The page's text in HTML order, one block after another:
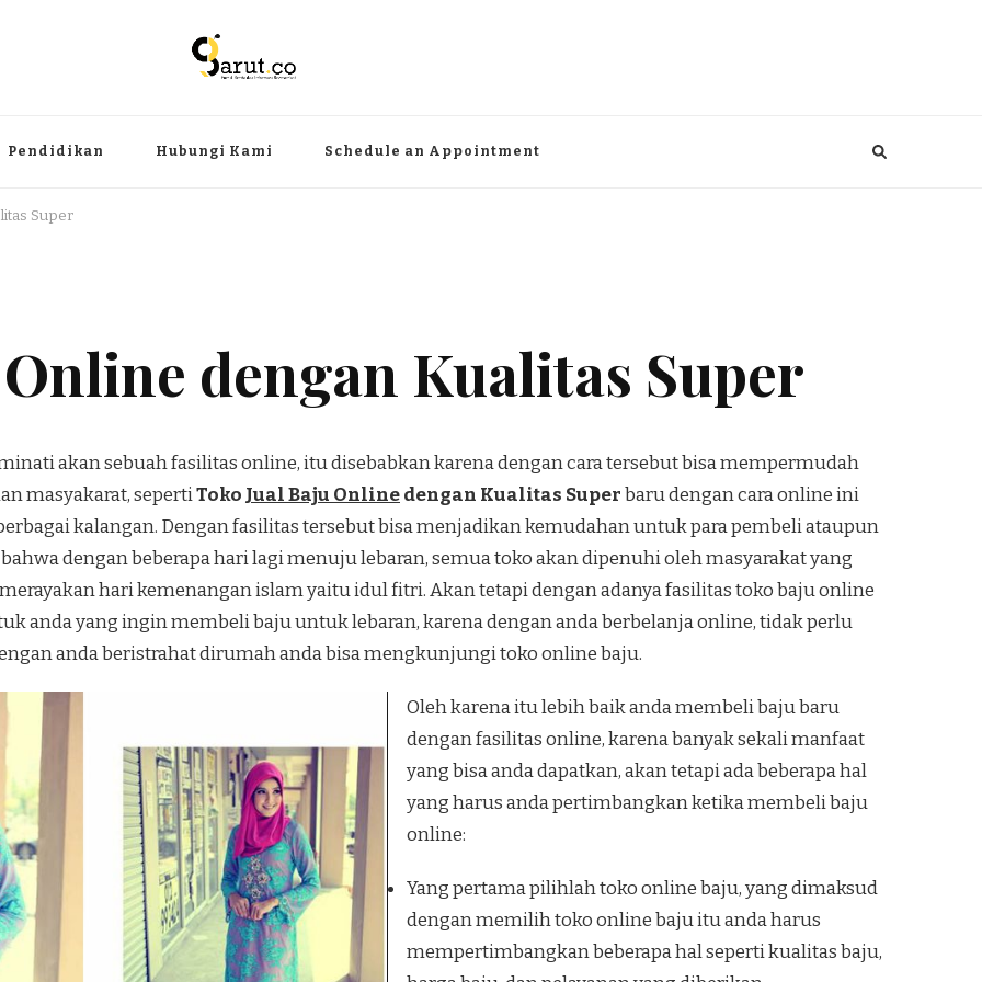
Pendidikan Hubungi Kami Schedule an Appointment
Super
dengan Kualitas Super
akan sebuah fasilitas online, itu disebabkan karena dengan cara tersebut bisa mempermudah
masyakarat, sepertiTokoJual Baju Onlinedengan Kualitas Superbaru dengan cara online ini
kalangan. Dengan fasilitas tersebut bisa menjadikan kemudahan untuk para pembeli ataupun
dengan beberapa hari lagi menuju lebaran, semua toko akan dipenuhi oleh masyarakat yang
hari kemenangan islam yaitu idul fitri. Akan tetapi dengan adanya fasilitas toko baju online
anda yang ingin membeli baju untuk lebaran, karena dengan anda berbelanja online, tidak perlu
anda beristrahat dirumah anda bisa mengkunjungi toko online baju.
Oleh karena itu lebih baik anda membeli baju baru
dengan fasilitas online, karena banyak sekali manfaat
yang bisa anda dapatkan, akan tetapi ada beberapa hal
yang harus anda pertimbangkan ketika membeli baju
online:
Yang pertama pilihlah toko online baju, yang dimaksud
dengan memilih toko online baju itu anda harus
mempertimbangkan beberapa hal seperti kualitas baju,